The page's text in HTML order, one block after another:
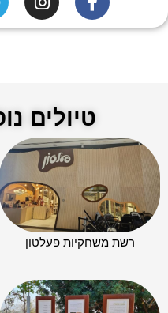
טיולים
רשת משחקיות פעלטון